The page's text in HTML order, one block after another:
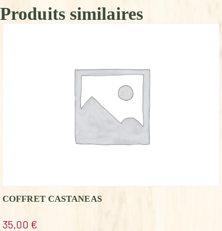
Produits similaires
COFFRET CASTANEAS
35,00 €